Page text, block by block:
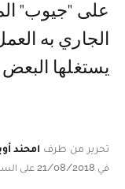
على "جيوب"
الجاري به
يستغلها البعض
تحرير من طرف امحند
في 21/08/2018 على الساعة 09:28